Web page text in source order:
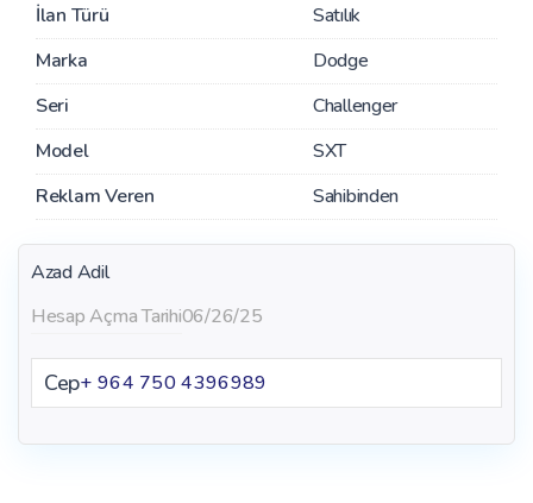
İlan Türü
Satılık
Marka
Dodge
Seri
Challenger
Model
SXT
Reklam Veren
Sahibinden
Azad Adil
Hesap Açma Tarihi06/26/25
Cep+ 964 750 4396989